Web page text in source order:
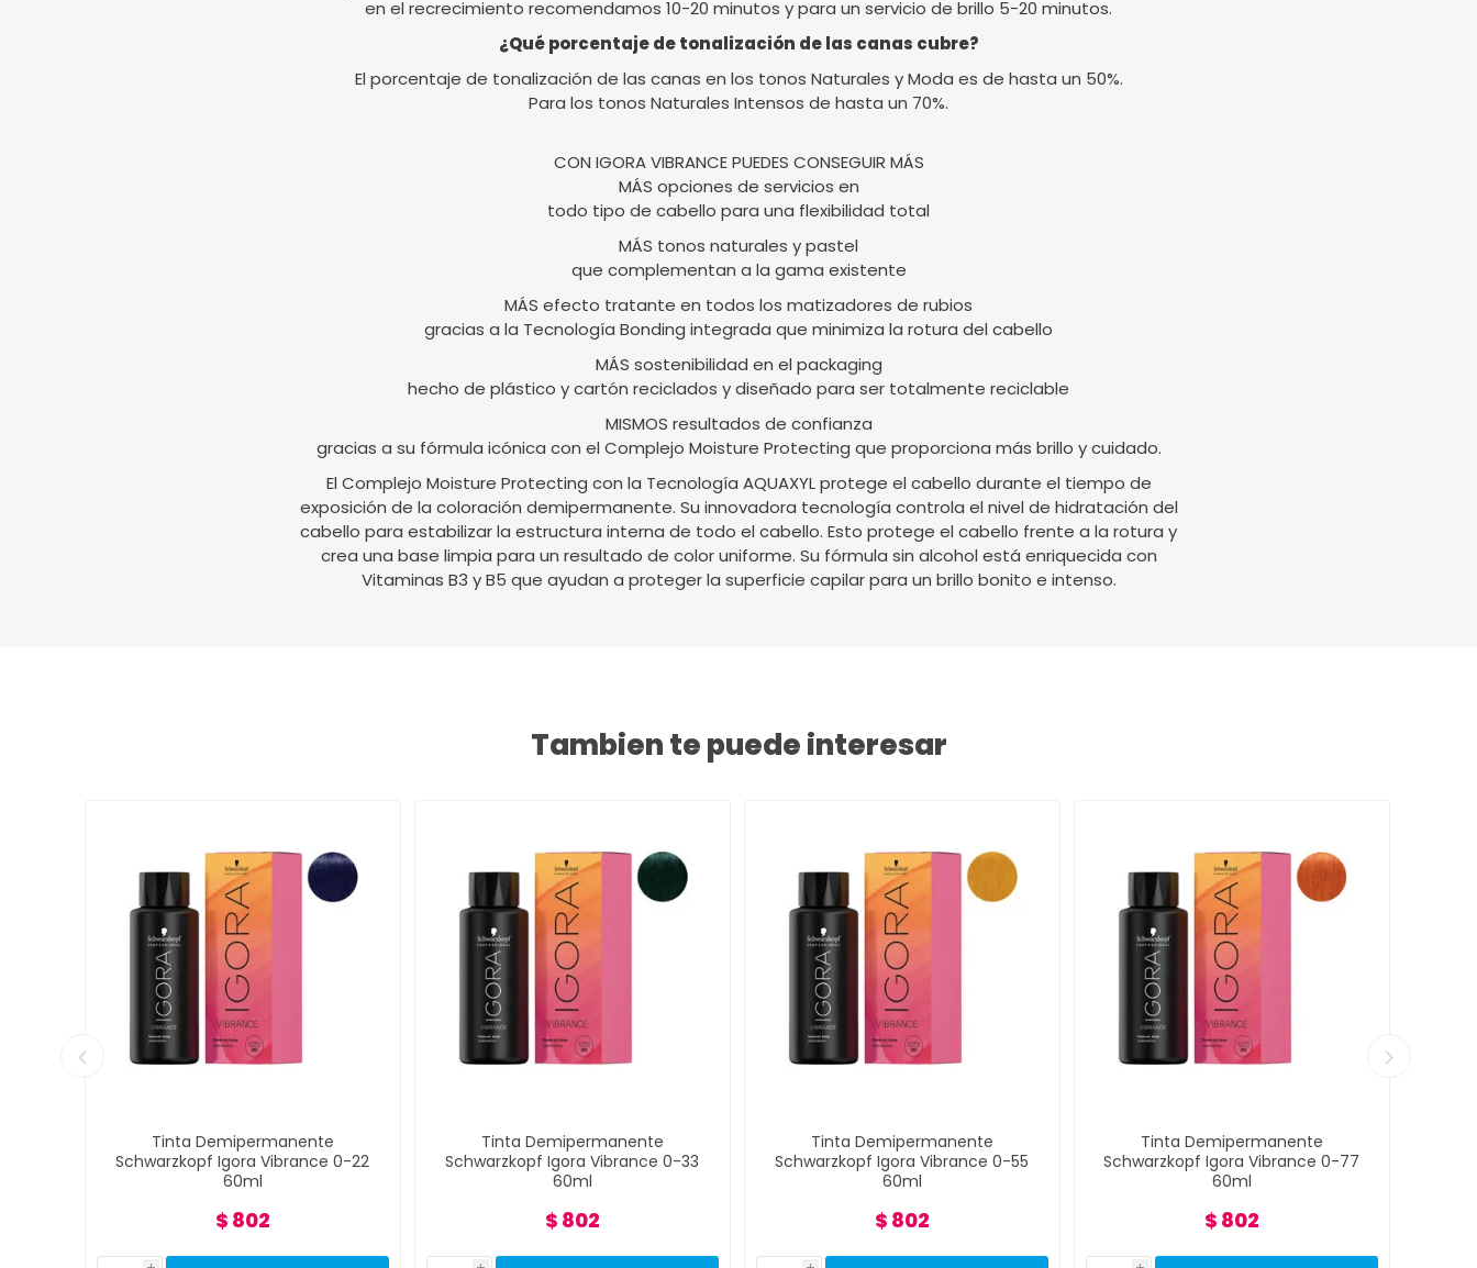
en el recrecimiento recomendamos 10-20 minutos y para un servicio de brillo 5-20 minutos.
¿Qué porcentaje de tonalización de las canas cubre?
El porcentaje de tonalización de las canas en los tonos Naturales y Moda es de hasta un 50%.
Para los tonos Naturales Intensos de hasta un 70%.
CON IGORA VIBRANCE PUEDES CONSEGUIR MÁS
MÁS opciones de servicios en
todo tipo de cabello para una flexibilidad total
MÁS tonos naturales y pastel
que complementan a la gama existente
MÁS efecto tratante en todos los matizadores de rubios
gracias a la Tecnología Bonding integrada que minimiza la rotura del cabello
MÁS sostenibilidad en el packaging
hecho de plástico y cartón reciclados y diseñado para ser totalmente reciclable
MISMOS resultados de confianza
gracias a su fórmula icónica con el Complejo Moisture Protecting que proporciona más brillo y cuidado.
El Complejo Moisture Protecting con la Tecnología AQUAXYL protege el cabello durante el tiempo de
exposición de la coloración demipermanente. Su innovadora tecnología controla el nivel de hidratación del
cabello para estabilizar la estructura interna de todo el cabello. Esto protege el cabello frente a la rotura y
crea una base limpia para un resultado de color uniforme. Su fórmula sin alcohol está enriquecida con
Vitaminas B3 y B5 que ayudan a proteger la superficie capilar para un brillo bonito e intenso.
Tambien te puede interesar
Tinta Demipermanente
Schwarzkopf Igora Vibrance 0-22
60ml
$ 802
Tinta Demipermanente
Schwarzkopf Igora Vibrance 0-33
60ml
$ 802
Tinta Demipermanente
Schwarzkopf Igora Vibrance 0-55
60ml
$ 802
Tinta Demipermanente
Schwarzkopf Igora Vibrance 0-77
60ml
$ 802